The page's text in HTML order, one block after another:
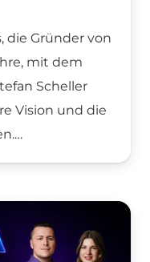
die Gründer von
mit dem
Scheller
Vision und die